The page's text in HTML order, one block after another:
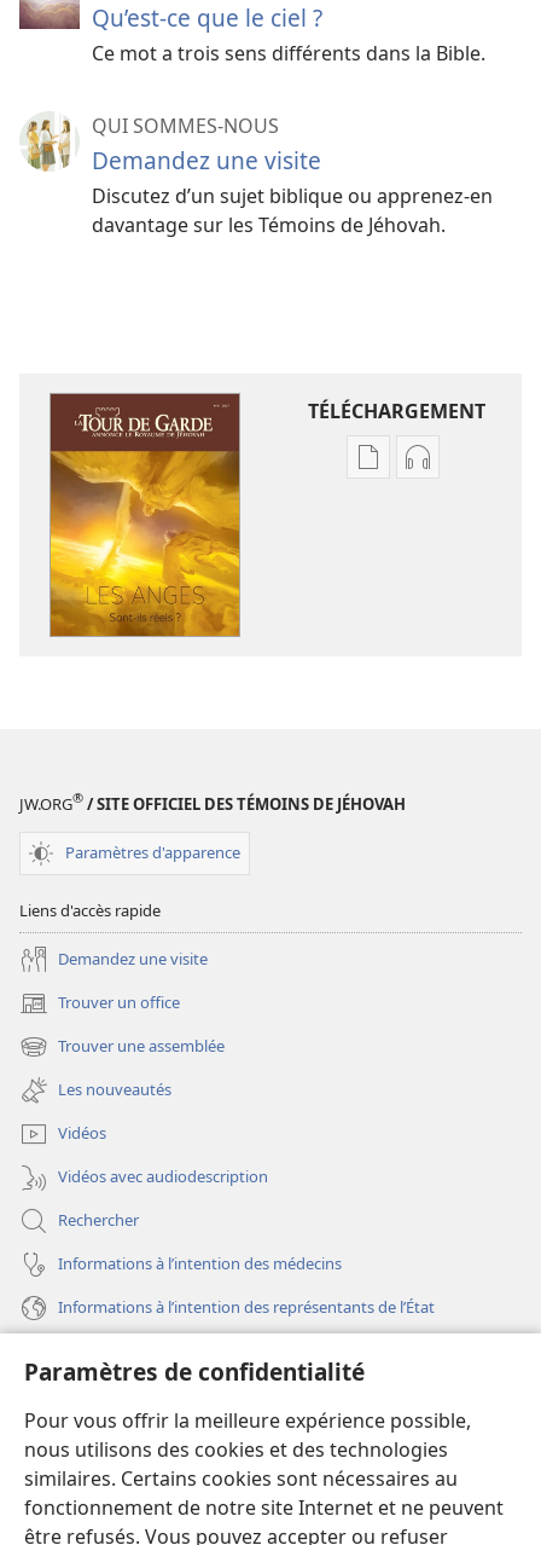
Paramètres de confidentialité
Pour vous offrir la meilleure expérience possible,
nous utilisons des cookies et des technologies
similaires. Certains cookies sont nécessaires au
fonctionnement de notre site Internet et ne peuvent
être refusés. Vous pouvez accepter ou refuser
Qu’est-ce que le ciel ?
Ce mot a trois sens différents dans la Bible.
QUI SOMMES-NOUS
Demandez une visite
Discutez d’un sujet biblique ou apprenez-​en
davantage sur les Témoins de Jéhovah.
TÉLÉCHARGEMENT
OptionsOptions
JW.ORG® / SITE OFFICIEL DES TÉMOINS DE JÉHOVAH
Paramètres d'apparence
Liens d'accès rapide
Demandez une visite
Trouver un office
(ouvre
une
nouvelle
fenêtre)
Trouver une assemblée
(ouvre
une
nouvelle
fenêtre)
Les nouveautés
Vidéos
Vidéos avec audiodescription
Rechercher
Informations à l’intention des médecins
Informations à l’intention des représentants de l’État
(ouvre
une
nouvelle
fenêtre)
Bibliothèque en ligne
(ouvre
une
nouvelleJW Hub®